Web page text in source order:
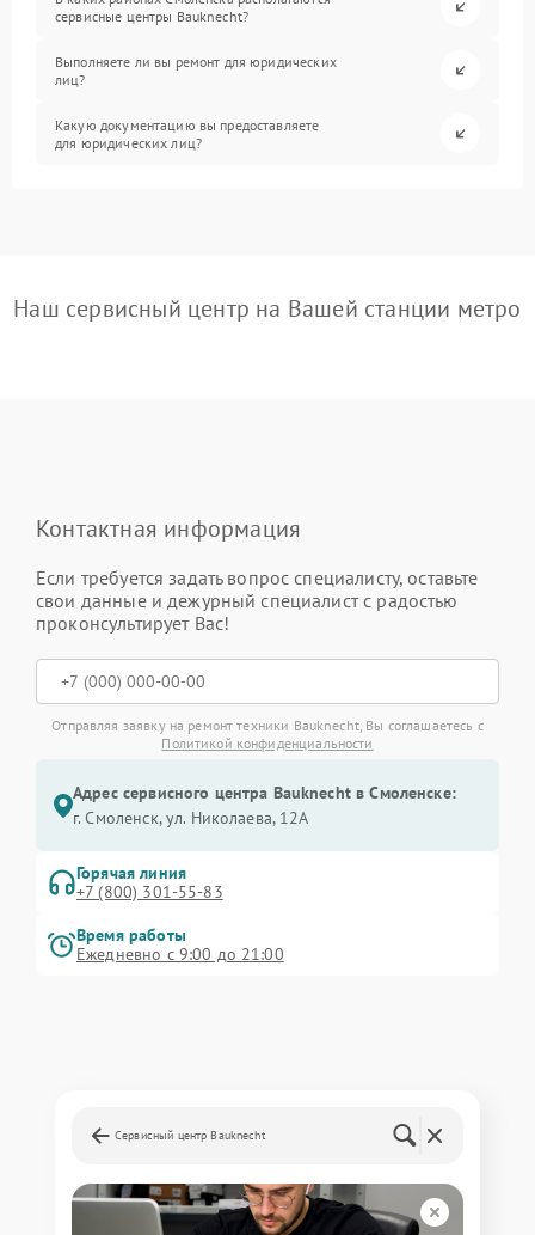
сервисные центры Bauknecht?
Выполняете ли вы ремонт для юридических
лиц?
Какую документацию вы предоставляете
для юридических лиц?
Наш сервисный центр на Вашей станции метро
Контактная информация
Если требуется задать вопрос специалисту, оставьте
свои данные и дежурный специалист с радостью
проконсультирует Вас!
Отправляя заявку на ремонт техники Bauknecht, Вы соглашаетесь с
Политикой конфиденциальности
Адрес сервисного центра Bauknecht в Смоленске:
г. Смоленск, ул. Николаева, 12А
Горячая линия
+7 (800) 301-55-83
Время работы
Ежедневно с 9:00 до 21:00
Сервисный центр Bauknecht